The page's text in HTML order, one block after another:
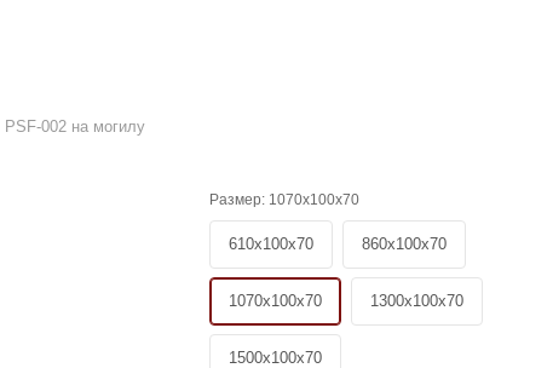
PSF-002 на могилу
Размер: 1070x100x70
610x100x70 860x100x70
1070x100x70 1300x100x70
1500x100x70